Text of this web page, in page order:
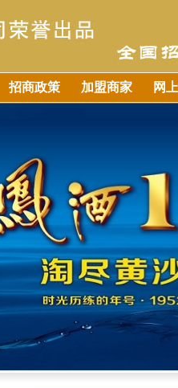
招商政策 加盟商家 网